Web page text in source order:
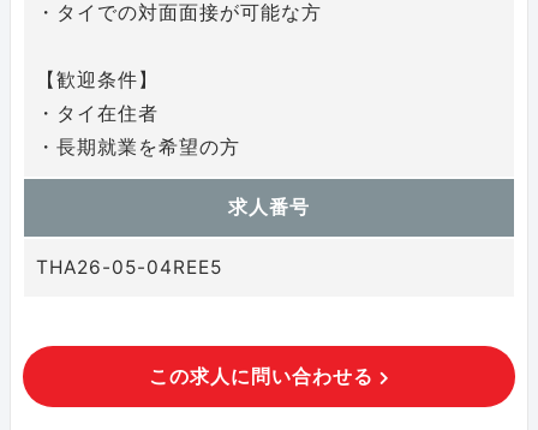
・タイでの対面面接が可能な方
【歓迎条件】
・タイ在住者
・長期就業を希望の方
求人番号
THA26-05-04REE5
この求人に問い合わせる